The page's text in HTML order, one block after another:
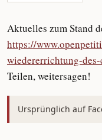
Aktuelles zum Stand
https://
wiedererrichtung-
Teilen, weitersagen!
Ursprünglich auf